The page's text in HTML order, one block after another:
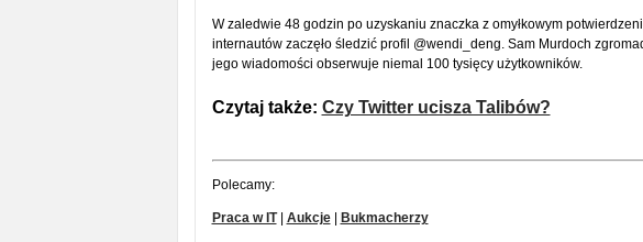
W zaledwie 48 godzin po uzyskaniu znaczka z omyłkowym
internautów zaczęło śledzić profil @wendi_deng. Sam Murdoch
jego wiadomości obserwuje niemal 100 tysięcy użytkowników.
Czytaj także: Czy Twitter ucisza Talibów?
Polecamy:
Praca w IT| Aukcje| Bukmacherzy